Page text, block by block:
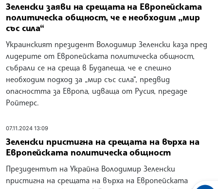
Зеленски заяви на срещата на Европейската
политическа общност, че е необходим „мир
със сила“
Украинският президент Володимир Зеленски каза пред
лидерите от Европейската политическа общност,
събрали се на среща в Будапеща, че е спешно
необходим подход за „мир със сила“, предвид
опасността за Европа, идваща от Русия, предаде
Ройтерс.
07.11.2024 13:09
Зеленски пристигна на срещата на върха на
Европейската политическа общност
Президентът на Украйна Володимир Зеленски
пристигна на срещата на върха на Европейската